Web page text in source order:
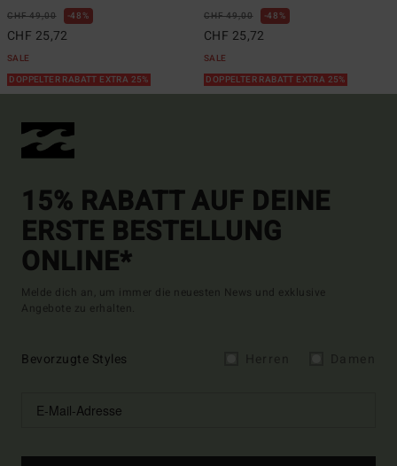
CHF 49,00 48%
CHF 25,72
SALE
DOPPELTER RABATT EXTRA 25%
CHF 49,00 48%
CHF 25,72
SALE
DOPPELTER RABATT EXTRA 25%
15% RABATT AUF DEINE
ERSTE BESTELLUNG
ONLINE*
Melde dich an, um immer die neuesten News und exklusive
Angebote zu erhalten.
Bevorzugte Styles